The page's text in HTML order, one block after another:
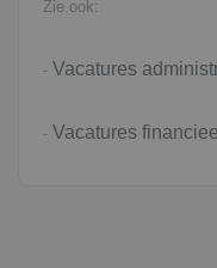
Zie ook:
- Vacatures
- Vacatures